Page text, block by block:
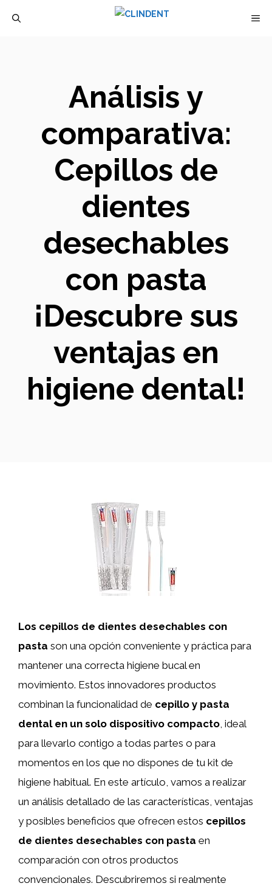
Análisis y
comparativa:
Cepillos de
dientes
desechables
con pasta
¡Descubre sus
ventajas en
higiene dental!
Los cepillos de dientes desechables con
pasta son una opción conveniente y práctica para
mantener una correcta higiene bucal en
movimiento. Estos innovadores productos
combinan la funcionalidad de cepillo y pasta
dental en un solo dispositivo compacto, ideal
para llevarlo contigo a todas partes o para
momentos en los que no dispones de tu kit de
higiene habitual. En este artículo, vamos a realizar
un análisis detallado de las características, ventajas
y posibles beneficios que ofrecen estos cepillos
de dientes desechables con pasta en
comparación con otros productos
convencionales. Descubriremos si realmente